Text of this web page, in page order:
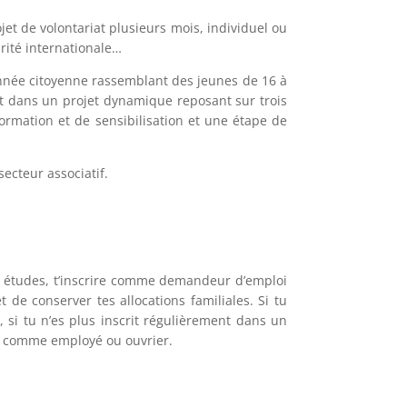
de volontariat plusieurs mois, individuel ou
internationale…
citoyenne rassemblant des jeunes de 16 à
dans un projet dynamique reposant sur trois
et de sensibilisation et une étape de
associatif.
t’inscrire comme demandeur d’emploi
de conserver tes allocations familiales. Si tu
tu n’es plus inscrit régulièrement dans un
employé ou ouvrier.